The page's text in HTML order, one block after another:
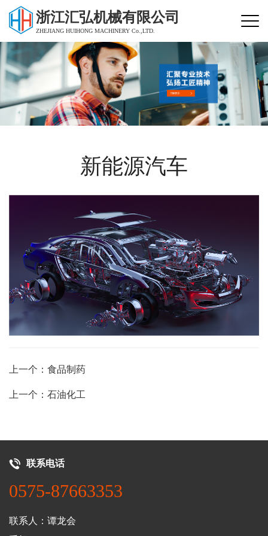
浙江汇弘机械有限公司
ZHEJIANG HUIHONG MACHINERY Co.,LTD.
新能源汽车
上一个：食品制药
上一个：石油化工
联系电话
0575-87663353
联系人：谭龙会